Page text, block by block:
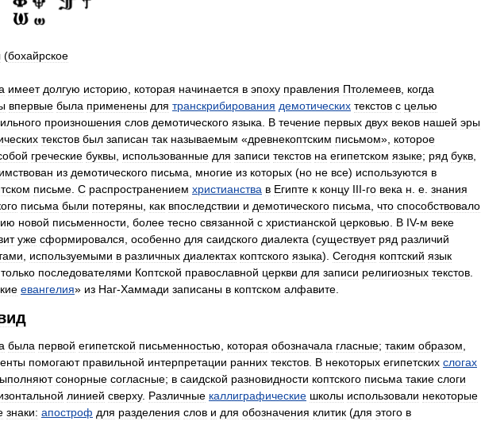
(бохайрское
имеет долгую историю которая начинается в эпоху правления Птолемеев когда
впервые была применены для транскрибирования демотических текстов с целью
произношения слов демотического языка В течение первых двух веков нашей эры
текстов был записан так называемым «древнекоптским письмом», которое
греческие буквы использованные для записи текстов на египетском языке; ряд букв
из демотического письма многие из которых (но не все) используются в
письме С распространением христианства в Египте к концу III-го века н е знания
письма были потеряны как впоследствии и демотического письма что способствовало
новой письменности более тесно связанной с христианской церковью В IV-м веке
уже сформировался особенно для саидского диалекта (существует ряд различий
используемыми в различных диалектах коптского языка). Сегодня коптский язык
только последователями Коптской православной церкви для записи религиозных текстов
евангелия» из Наг-Хаммади записаны в коптском алфавите
была первой египетской письменностью которая обозначала гласные; таким образом
помогают правильной интерпретации ранних текстов В некоторых египетских слогах
сонорные согласные; в саидской разновидности коптского письма такие слоги
линией сверху. Различные каллиграфические школы использовали некоторые
знаки: апостроф для разделения слов и для обозначения клитик (для этого в